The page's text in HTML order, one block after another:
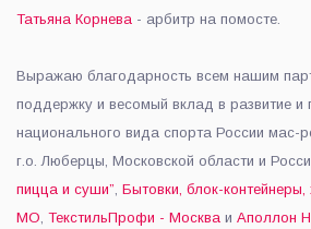
Татьяна Корнева - арбитр на помосте.
Выражаю благодарность всем нашим
поддержку и весомый вклад в развитие и
национального вида спорта России мас-
г.о. Люберцы, Московской области и
пицца и суши” Бытовки, блок-
МО ТекстильПрофи - Москва и Аполлон